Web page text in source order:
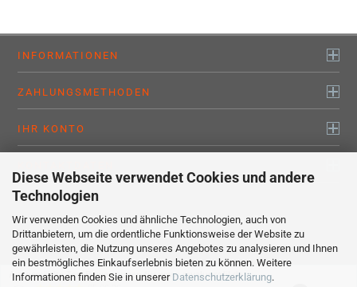
Diese Webseite verwendet Cookies und andere
Technologien
Wir verwenden Cookies und ähnliche Technologien, auch von
Drittanbietern, um die ordentliche Funktionsweise der Website zu
gewährleisten, die Nutzung unseres Angebotes zu analysieren und Ihnen
ein bestmögliches Einkaufserlebnis bieten zu können. Weitere
Informationen finden Sie in unserer Datenschutzerklärung.
INFORMATIONEN
ZAHLUNGSMETHODEN
IHR KONTO
Alle Preise sind inkl. MwSt., zzgl.Versandkosten
myaluprofil – Willkommen bei den Profis !
Webshop erstellenmit Gambio.de © 2020
Ausgewählte Top-Bewertungen für www.myaluprofil.de